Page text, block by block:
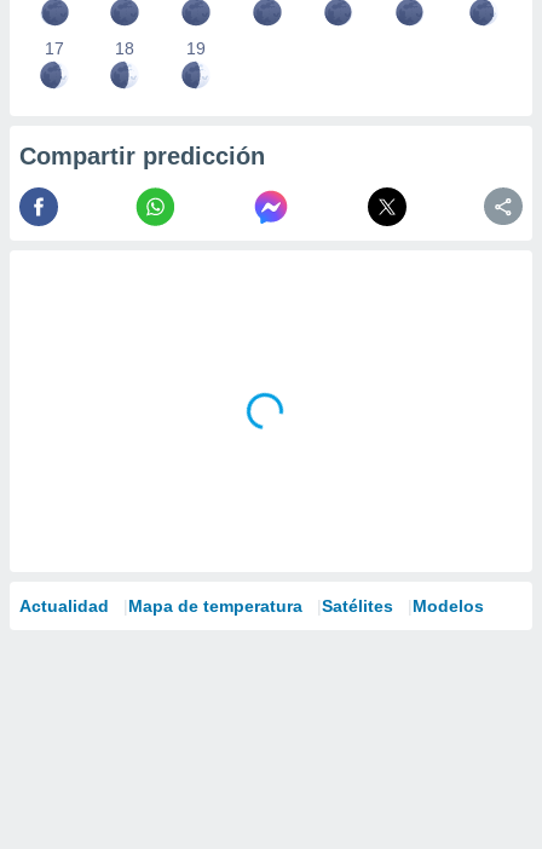
17 18 19
Compartir predicción
Actualidad Mapa de temperatura Satélites Modelos